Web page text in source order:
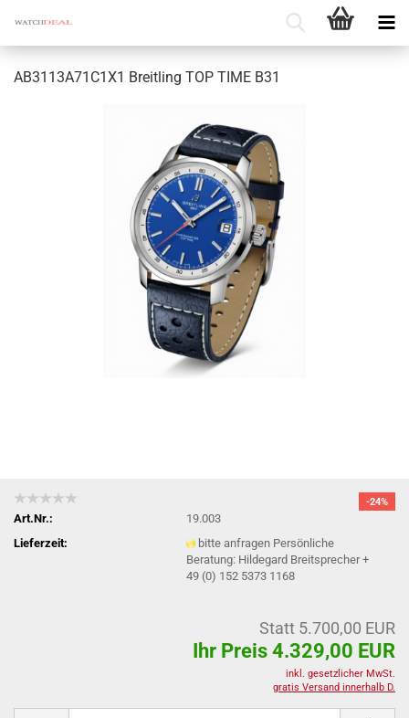
AB3113A71C1X1 Breit­ling TOP TIME B31
-24%
Art.Nr.:
19.003
Lieferzeit:
bitte anfragen Persönliche
Beratung: Hildegard Breitsprecher +
49 (0) 152 5373 1168
Statt 5.700,00 EUR
Ihr Preis 4.329,00 EUR
inkl. gesetzlicher MwSt.
gratis Versand innerhalb D.